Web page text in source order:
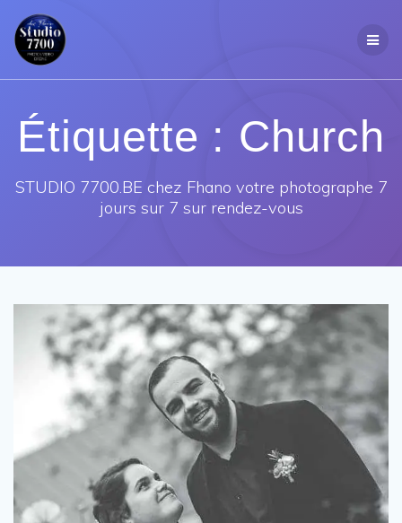
Étiquette : Church
STUDIO 7700.BE chez Fhano votre photographe 7
jours sur 7 sur rendez-vous